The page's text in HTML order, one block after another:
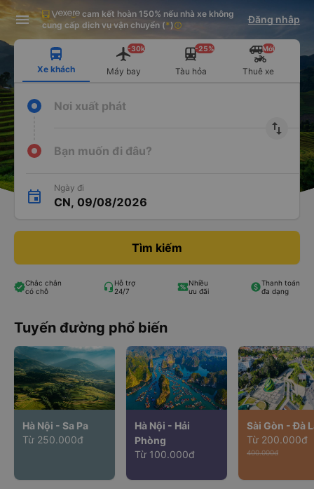
Tải app Vexere ngay!
Nhận ưu đãi thành viên độc
quyền
Mở app
Tải app Vexere
-30k/ghế khi đặt vé máy bay qua
app
Mở app
cam kết hoàn 150% nếu nhà xe không
cung cấp dịch vụ vận chuyển (*)info Đăng nhập
Xe khách Máy bay
-30k
Tàu hỏa
-25%
Thuê xe
Mới
Nơi xuất phát
import_export
Bạn muốn đi đâu?
Ngày đi
CN, 09/08/2026
Tìm kiếm
Chắc chắn
có chỗ
Hỗ trợ
24/7
Nhiều
ưu đãi
Thanh toán
đa dạng
Tuyến đường phổ biến
Hà Nội - Sa Pa
Từ 250.000đ
Hà Nội - Hải
Phòng
Từ 100.000đ
Sài Gòn - Đà
Từ 200.000đ
400.000đ